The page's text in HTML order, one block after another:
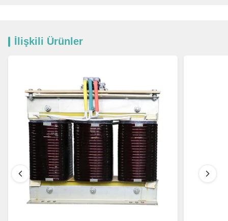
İlişkili Ürünler